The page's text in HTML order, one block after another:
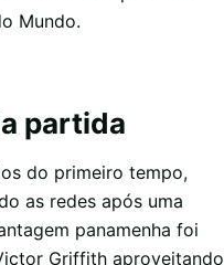
Mundo.
partida
do primeiro tempo,
as redes após uma
panamenha foi
Griffith aproveitando